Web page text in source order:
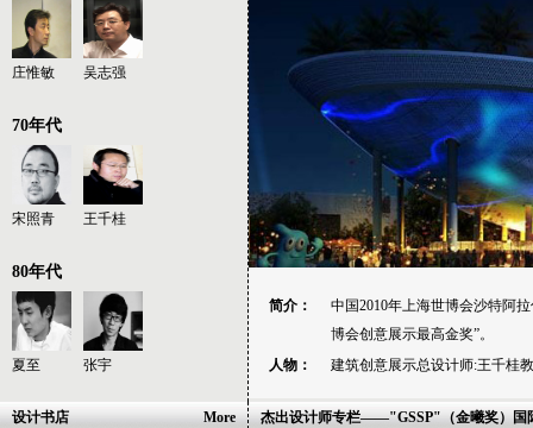
庄惟敏 吴志强
70年代
宋照青 王千桂
80年代
夏至 张宇
简介：
中国2010年上海世博会沙特阿
博会创意展示最高金奖”。
人物：
建筑创意展示总设计师:王千桂
设计书店 More 杰出设计师专栏——"GSSP"（金曦奖）国